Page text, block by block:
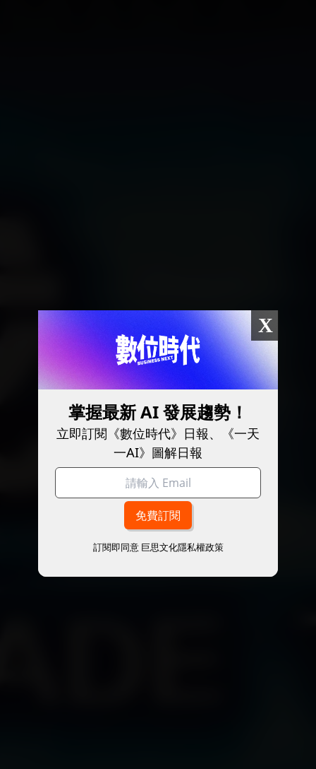
X
掌握最新 AI 發展趨勢！
立即訂閱《數位時代》日報、《一天
一AI》圖解日報
訂閱即同意 巨思文化隱私權政策